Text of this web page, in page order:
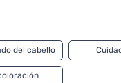
nuevas
la naturaleza en
humildad,
del cabello